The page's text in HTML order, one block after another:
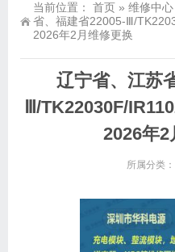
当前位置： 首页 » 维修中心
省、福建省22005-Ⅲ/
2026年2月维修更换
辽宁省、江苏
Ⅲ/TK22030F/
2026年2
所属分类：